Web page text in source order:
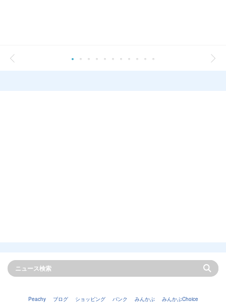
Peachy ブログ ショッピング バンク みんかぶ みんかぶChoice